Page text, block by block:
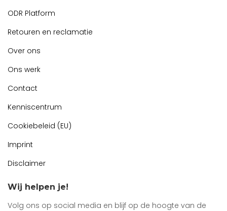
ODR Platform
Retouren en reclamatie
Over ons
Ons werk
Contact
Kenniscentrum
Cookiebeleid (EU)
Imprint
Disclaimer
Wij helpen je!
Volg ons op social media en blijf op de hoogte van de